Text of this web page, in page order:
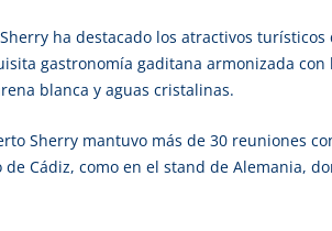
ha destacado los atractivos
gastronomía gaditana armonizada
blanca y aguas cristalinas.
Sherry mantuvo más de 30 reuniones
Cádiz, como en el stand de Alemania,